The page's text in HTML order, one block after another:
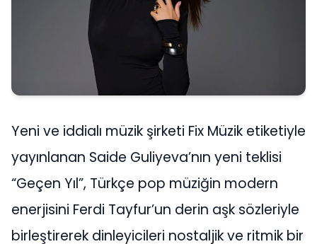
Yeni ve iddialı müzik şirketi Fix Müzik etiketiyle
yayınlanan Saide Guliyeva’nın yeni teklisi
“Geçen Yıl”, Türkçe pop müziğin modern
enerjisini Ferdi Tayfur’un derin aşk sözleriyle
birleştirerek dinleyicileri nostaljik ve ritmik bir